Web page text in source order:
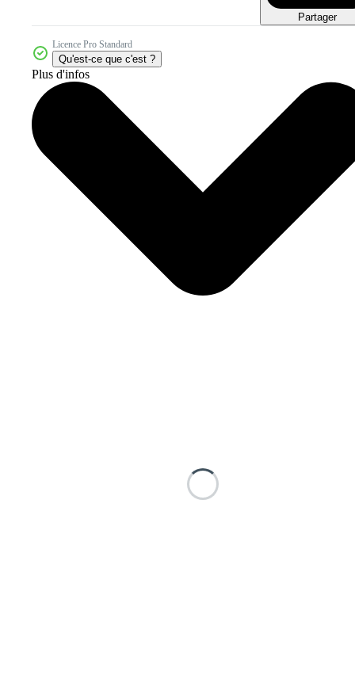
Partager
Licence Pro Standard
Qu'est-ce que c'est ?
Plus d'infos